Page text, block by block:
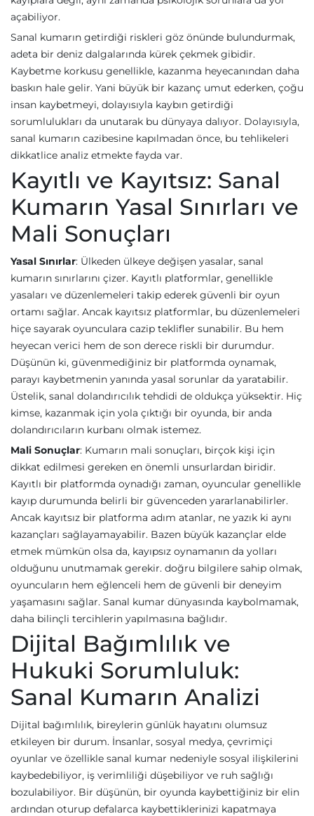
açabiliyor.
Sanal kumarın getirdiği riskleri göz önünde bulundurmak,
adeta bir deniz dalgalarında kürek çekmek gibidir.
Kaybetme korkusu genellikle, kazanma heyecanından daha
baskın hale gelir. Yani büyük bir kazanç umut ederken, çoğu
insan kaybetmeyi, dolayısıyla kaybın getirdiği
sorumlulukları da unutarak bu dünyaya dalıyor. Dolayısıyla,
sanal kumarın cazibesine kapılmadan önce, bu tehlikeleri
dikkatlice analiz etmekte fayda var.
Kayıtlı ve Kayıtsız: Sanal
Kumarın Yasal Sınırları ve
Mali Sonuçları
Yasal Sınırlar: Ülkeden ülkeye değişen yasalar, sanal
kumarın sınırlarını çizer. Kayıtlı platformlar, genellikle
yasaları ve düzenlemeleri takip ederek güvenli bir oyun
ortamı sağlar. Ancak kayıtsız platformlar, bu düzenlemeleri
hiçe sayarak oyunculara cazip teklifler sunabilir. Bu hem
heyecan verici hem de son derece riskli bir durumdur.
Düşünün ki, güvenmediğiniz bir platformda oynamak,
parayı kaybetmenin yanında yasal sorunlar da yaratabilir.
Üstelik, sanal dolandırıcılık tehdidi de oldukça yüksektir. Hiç
kimse, kazanmak için yola çıktığı bir oyunda, bir anda
dolandırıcıların kurbanı olmak istemez.
Mali Sonuçlar: Kumarın mali sonuçları, birçok kişi için
dikkat edilmesi gereken en önemli unsurlardan biridir.
Kayıtlı bir platformda oynadığı zaman, oyuncular genellikle
kayıp durumunda belirli bir güvenceden yararlanabilirler.
Ancak kayıtsız bir platforma adım atanlar, ne yazık ki aynı
kazançları sağlayamayabilir. Bazen büyük kazançlar elde
etmek mümkün olsa da, kayıpsız oynamanın da yolları
olduğunu unutmamak gerekir. doğru bilgilere sahip olmak,
oyuncuların hem eğlenceli hem de güvenli bir deneyim
yaşamasını sağlar. Sanal kumar dünyasında kaybolmamak,
daha bilinçli tercihlerin yapılmasına bağlıdır.
Dijital Bağımlılık ve
Hukuki Sorumluluk:
Sanal Kumarın Analizi
Dijital bağımlılık, bireylerin günlük hayatını olumsuz
etkileyen bir durum. İnsanlar, sosyal medya, çevrimiçi
oyunlar ve özellikle sanal kumar nedeniyle sosyal ilişkilerini
kaybedebiliyor, iş verimliliği düşebiliyor ve ruh sağlığı
bozulabiliyor. Bir düşünün, bir oyunda kaybettiğiniz bir elin
ardından oturup defalarca kaybettiklerinizi kapatmaya